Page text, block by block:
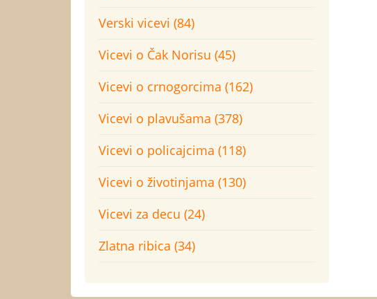
Verski vicevi (84)
Vicevi o Čak Norisu (45)
Vicevi o crnogorcima (162)
Vicevi o plavušama (378)
Vicevi o policajcima (118)
Vicevi o životinjama (130)
Vicevi za decu (24)
Zlatna ribica (34)